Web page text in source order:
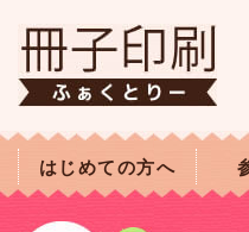
はじめての方へ